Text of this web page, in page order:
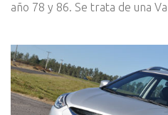
año 78 y 86. Se trata de una